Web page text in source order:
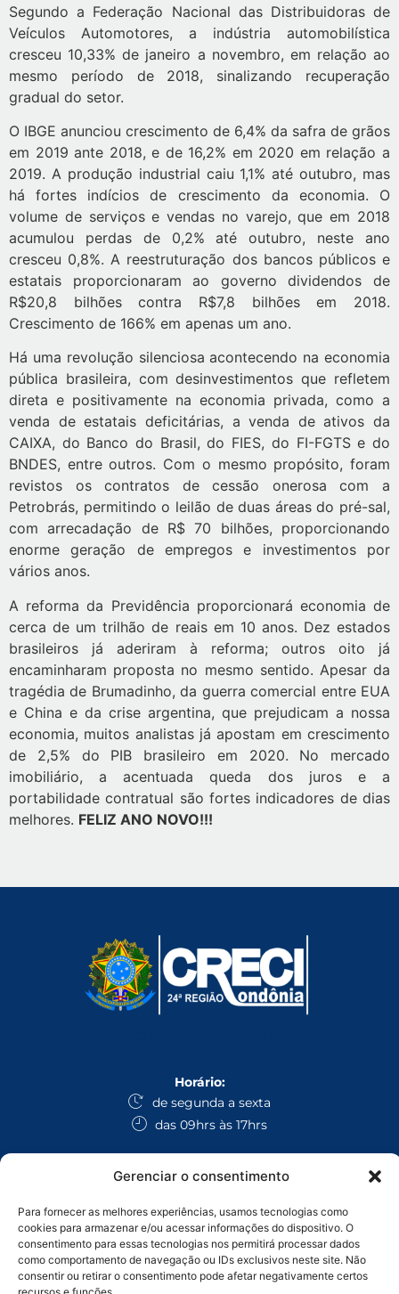
Gerenciar o consentimento
Para fornecer as melhores experiências, usamos tecnologias como
cookies para armazenar e/ou acessar informações do dispositivo. O
consentimento para essas tecnologias nos permitirá processar dados
como comportamento de navegação ou IDs exclusivos neste site. Não
consentir ou retirar o consentimento pode afetar negativamente certos
Segundo a Federação Nacional das Distribuidoras de
Veículos Automotores, a indústria automobilística
cresceu 10,33% de janeiro a novembro, em relação ao
mesmo período de 2018, sinalizando recuperação
gradual do setor.
O IBGE anunciou crescimento de 6,4% da safra de grãos
em 2019 ante 2018, e de 16,2% em 2020 em relação a
2019. A produção industrial caiu 1,1% até outubro, mas
há fortes indícios de crescimento da economia. O
volume de serviços e vendas no varejo, que em 2018
acumulou perdas de 0,2% até outubro, neste ano
cresceu 0,8%. A reestruturação dos bancos públicos e
estatais proporcionaram ao governo dividendos de
R$20,8 bilhões contra R$7,8 bilhões em 2018.
Crescimento de 166% em apenas um ano.
Há uma revolução silenciosa acontecendo na economia
pública brasileira, com desinvestimentos que refletem
direta e positivamente na economia privada, como a
venda de estatais deficitárias, a venda de ativos da
CAIXA, do Banco do Brasil, do FIES, do FI-FGTS e do
BNDES, entre outros. Com o mesmo propósito, foram
revistos os contratos de cessão onerosa com a
Petrobrás, permitindo o leilão de duas áreas do pré-sal,
com arrecadação de R$ 70 bilhões, proporcionando
enorme geração de empregos e investimentos por
vários anos.
A reforma da Previdência proporcionará economia de
cerca de um trilhão de reais em 10 anos. Dez estados
brasileiros já aderiram à reforma; outros oito já
encaminharam proposta no mesmo sentido. Apesar da
tragédia de Brumadinho, da guerra comercial entre EUA
e China e da crise argentina, que prejudicam a nossa
economia, muitos analistas já apostam em crescimento
de 2,5% do PIB brasileiro em 2020. No mercado
imobiliário, a acentuada queda dos juros e a
portabilidade contratual são fortes indicadores de dias
melhores. FELIZ ANO NOVO!!!
Horário:
de segunda a sexta
das 09hrs às 17hrs
secretaria@creciro.gov.br
fiscalizacao@creciro.gov.br
superintendencia@creciro.gov.br
WhatsApp:
Administrativo Geral: (69) 3224-1008